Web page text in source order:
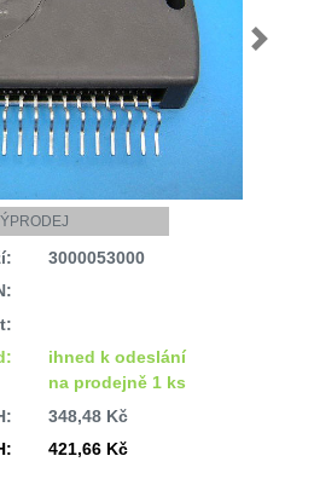
Next
3000053000
ihned k odeslání
na prodejně 1 ks
348,48 Kč
421,66 Kč